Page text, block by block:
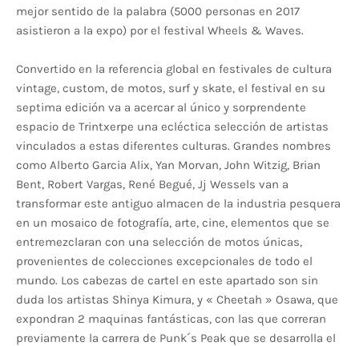
mejor sentido de la palabra (5000 personas en 2017
asistieron a la expo) por el festival Wheels & Waves.
Convertido en la referencia global en festivales de cultura
vintage, custom, de motos, surf y skate, el festival en su
septima edición va a acercar al único y sorprendente
espacio de Trintxerpe una ecléctica selección de artistas
vinculados a estas diferentes culturas. Grandes nombres
como Alberto Garcia Alix, Yan Morvan, John Witzig, Brian
Bent, Robert Vargas, René Begué, Jj Wessels van a
transformar este antiguo almacen de la industria pesquera
en un mosaico de fotografía, arte, cine, elementos que se
entremezclaran con una selección de motos únicas,
provenientes de colecciones excepcionales de todo el
mundo. Los cabezas de cartel en este apartado son sin
duda los artistas Shinya Kimura, y « Cheetah » Osawa, que
expondran 2 maquinas fantásticas, con las que correran
previamente la carrera de Punk´s Peak que se desarrolla el